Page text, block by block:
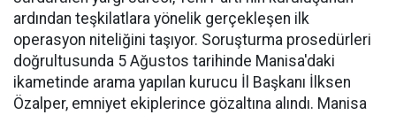
ardından teşkilatlara yönelik gerçekleşen ilk
operasyon niteliğini taşıyor. Soruşturma prosedürleri
doğrultusunda 5 Ağustos tarihinde Manisa'daki
ikametinde arama yapılan kurucu İl Başkanı İlksen
Özalper, emniyet ekiplerince gözaltına alındı. Manisa